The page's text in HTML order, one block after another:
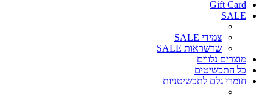
Gift Card
SALE
צמידי SALE
שרשראות SALE
מוצרים נלווים
כל התכשיטים
חומרי גלם לתכשיטניות